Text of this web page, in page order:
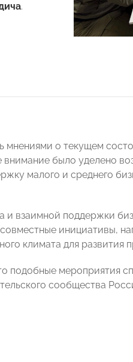
.
мнениями о текущем
было уделено
малого и среднего
и взаимной поддержки
инициативы,
климата для развития
подобные мероприятия
сообщества